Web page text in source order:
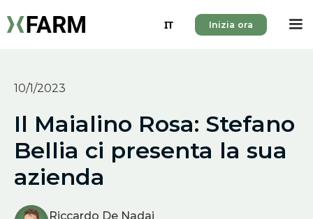
IT Inizia ora
10/1/2023
Il Maialino Rosa: Stefano
Bellia ci presenta la sua
azienda
Riccardo De Nadai